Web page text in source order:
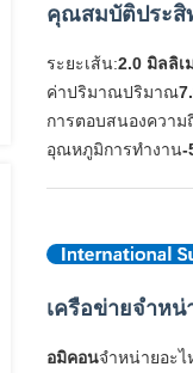
คุณสมบัติประสิ
ระยะเส้น:2.0 มิลลิเ
ค่าปริมาณปริมาณ
การตอบสนองความ
อุณหภูมิการทํางาน-
เครือข่ายจําหน่
อมิคอนจําหน่ายอะไ